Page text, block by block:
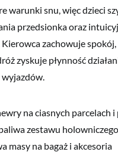
warunki snu, więc dzieci
przedsionka oraz
zachowuje
zyskuje płynność
wyjazdów.
na ciasnych parcelach i
zestawu holowniczego
masy na bagaż i akcesoria